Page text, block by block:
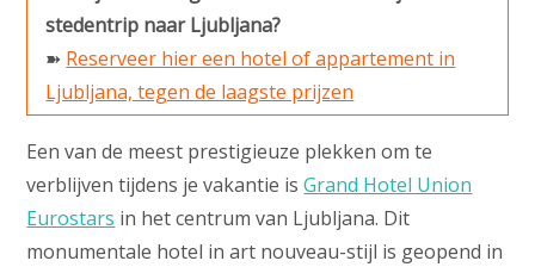
stedentrip naar Ljubljana?
➽ Reserveer hier een hotel of appartement in
Ljubljana, tegen de laagste prijzen
Een van de meest prestigieuze plekken om te
verblijven tijdens je vakantie isGrand Hotel Union
Eurostars in het centrum van Ljubljana. Dit
monumentale hotel in art nouveau-stijl is geopend in